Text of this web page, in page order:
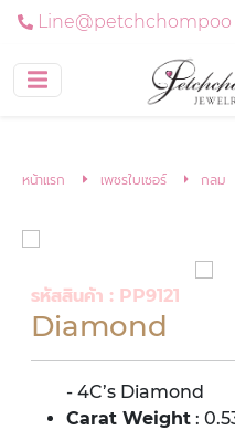
Line@petchchompoo
หน้าแรก เพชรใบเซอร์ กลม
รหัสสินค้า : PP9121
Diamond
- 4C’s Diamond
Carat Weight :